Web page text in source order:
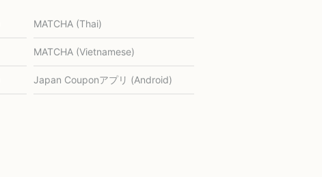
MATCHA (Thai)
MATCHA (Vietnamese)
Japan Couponアプリ (Android)